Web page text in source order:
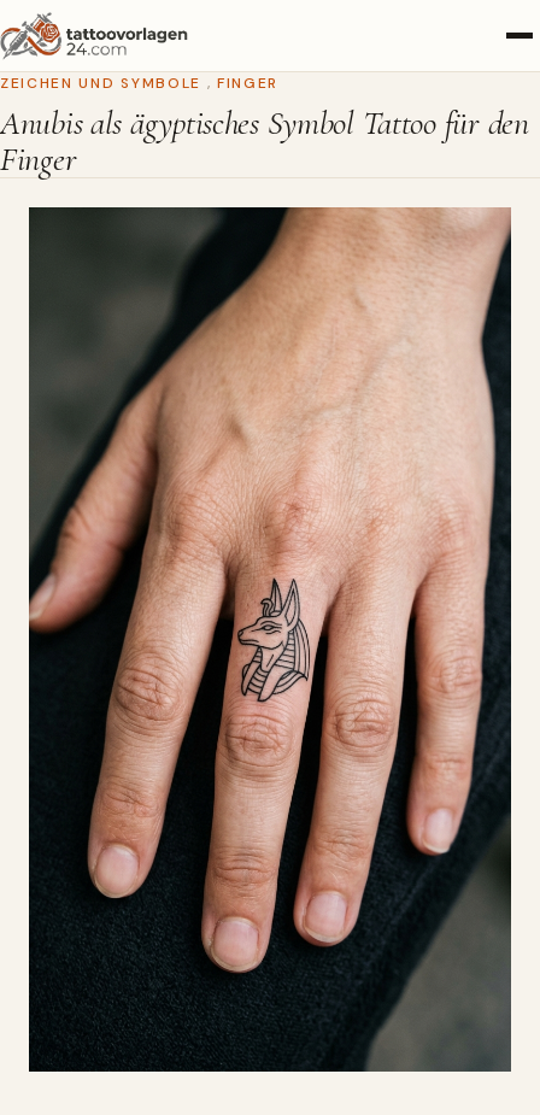
ZEICHEN UND SYMBOLE , FINGER
Anubis als ägyptisches Symbol Tattoo für den
Finger